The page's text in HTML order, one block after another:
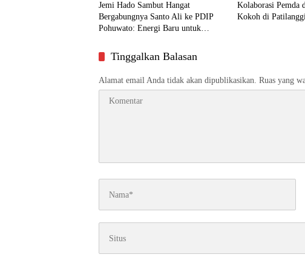
Jemi Hado Sambut Hangat
Bergabungnya Santo Ali ke PDIP
Pohuwato: Energi Baru untuk
Kolaborasi Pemda
Kokoh di
Tinggalkan Balasan
Alamat email Anda tidak akan dipublikasikan. Ruas yang